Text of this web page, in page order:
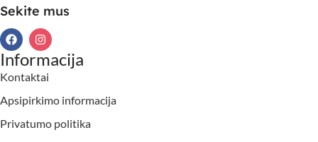
Sekite mus
Informacija
Kontaktai
Apsipirkimo informacija
Privatumo politika